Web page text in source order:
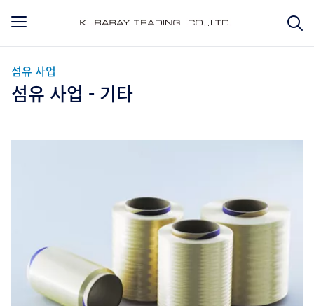
섬유 사업
섬유 사업 - 기타